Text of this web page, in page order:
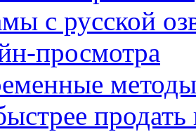
с русской
просмотра